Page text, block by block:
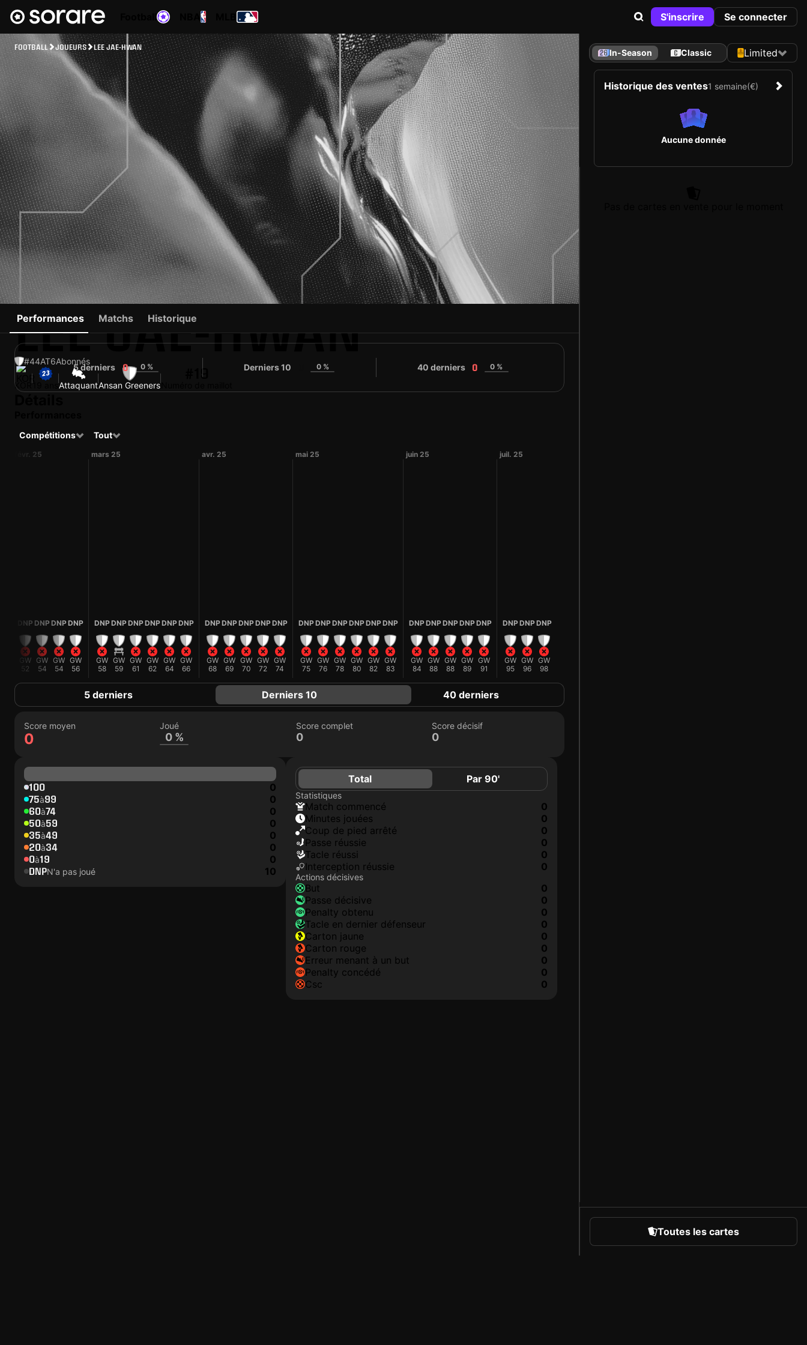
S'inscrire Se connecter
FOOTBALL JOUEURS LEE JAE-HWAN
LEE JAE-HWAN
#44AT6Abonnés
KOR AttaquantAnsan Greeners
#19
Performances Matchs Historique
5 derniers 0 0 % Derniers 10 0 % 40 derniers 0 0 %
Compétitions Tout
févr. 25
DNP
GW
52
DNP
GW
54
DNP
GW
54
DNP
GW
56
mars 25
DNP
GW
58
DNP
GW
59
DNP
GW
61
DNP
GW
62
DNP
GW
64
DNP
GW
66
avr. 25
DNP
GW
68
DNP
GW
69
DNP
GW
70
DNP
GW
72
DNP
GW
74
mai 25
DNP
GW
75
DNP
GW
76
DNP
GW
78
DNP
GW
80
DNP
GW
82
DNP
GW
83
juin 25
DNP
GW
84
DNP
GW
88
DNP
GW
88
DNP
GW
89
DNP
GW
91
juil. 25
DNP
GW
95
DNP
GW
96
DNP
GW
98
5 derniers Derniers 10 40 derniers
Score moyen
0
Joué
0 %
Score complet
0
Score décisif
0
100 0
75à99 0
60à74 0
50à59 0
35à49 0
20à34 0
0à19 0
DNPN'a pas joué 10
Total Par 90'
Statistiques
match commencé
0
minutes jouées
0
coup de pied arrêté
0
Passe réussie
0
tacle réussi
0
interception réussie
0
Actions décisives
but
0
passe décisive
0
penalty obtenu
0
tacle en dernier défenseur
0
carton jaune
0
carton rouge
0
erreur menant à un but
0
penalty concédé
0
csc
0
In-Season Classic Limited
Historique des ventes1 semaine(€)
Aucune donnée
Toutes les cartes